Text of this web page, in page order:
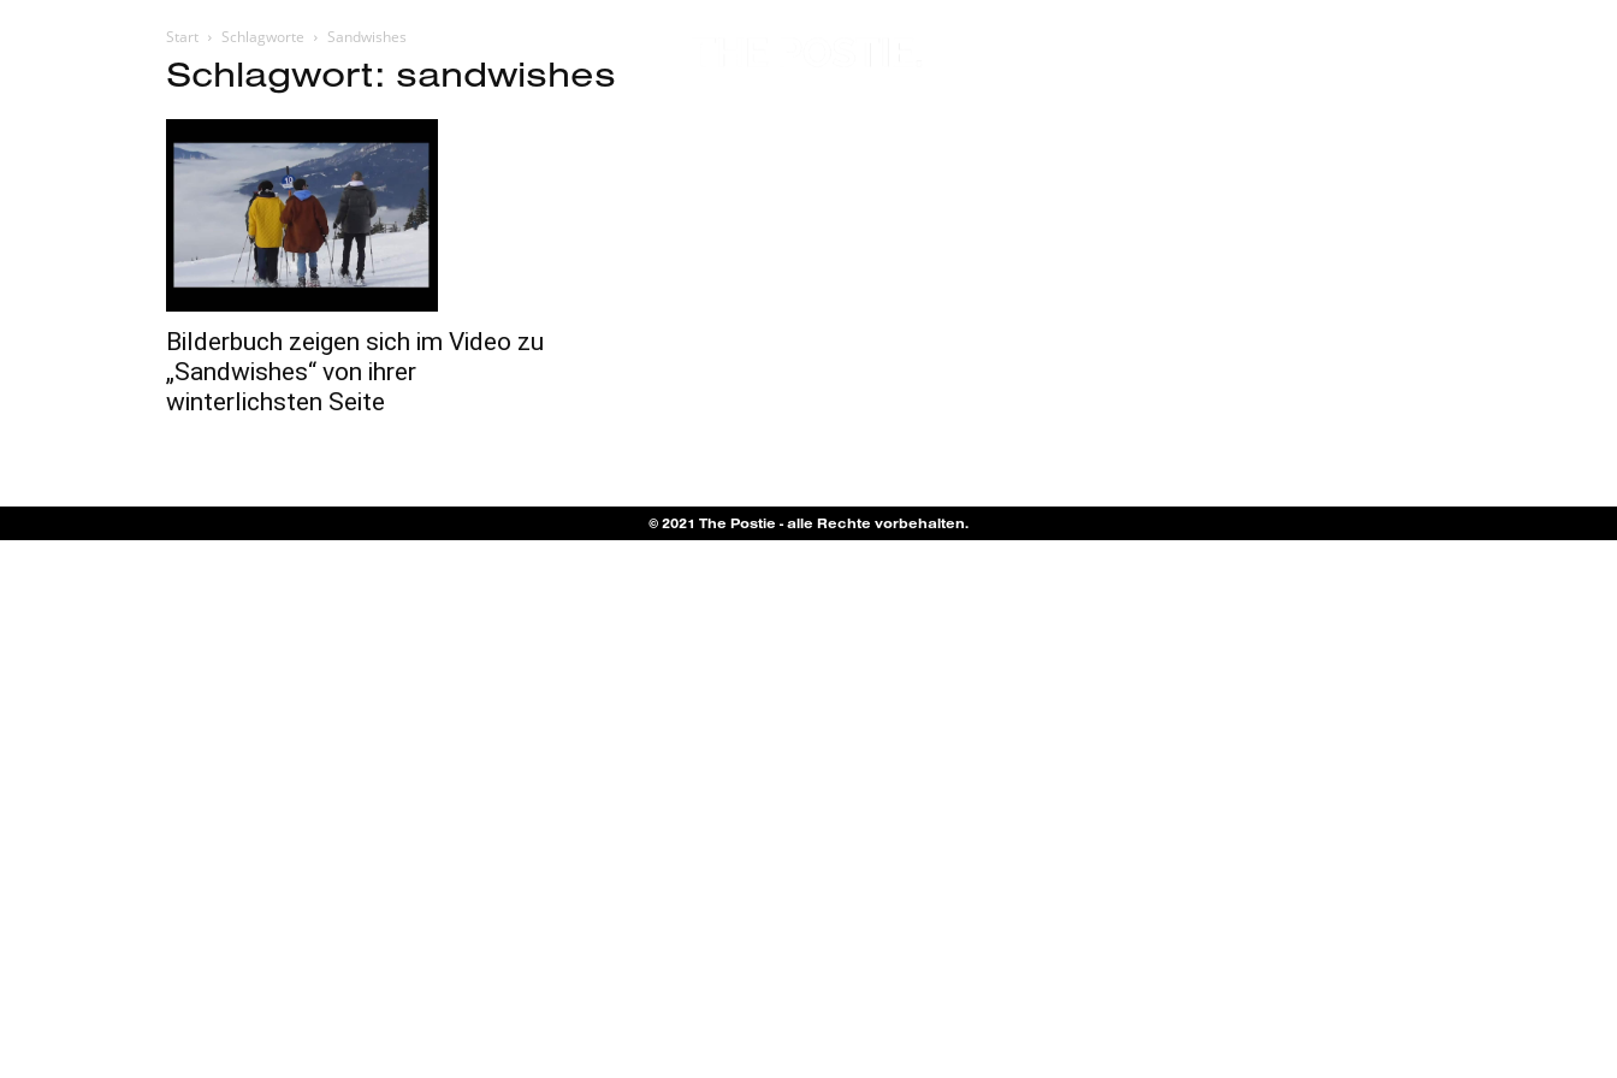
Start Schlagworte Sandwishes
Schlagwort: sandwishes
Bilderbuch zeigen sich im Video zu
„Sandwishes“ von ihrer
winterlichsten Seite
© 2021 The Postie - alle Rechte vorbehalten.